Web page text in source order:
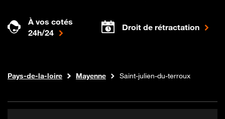
À vos cotés
24h/24
Droit de rétractation
Boutique Orange
Internet fibre
Pays-de-la-loire Mayenne Saint-julien-du-terroux